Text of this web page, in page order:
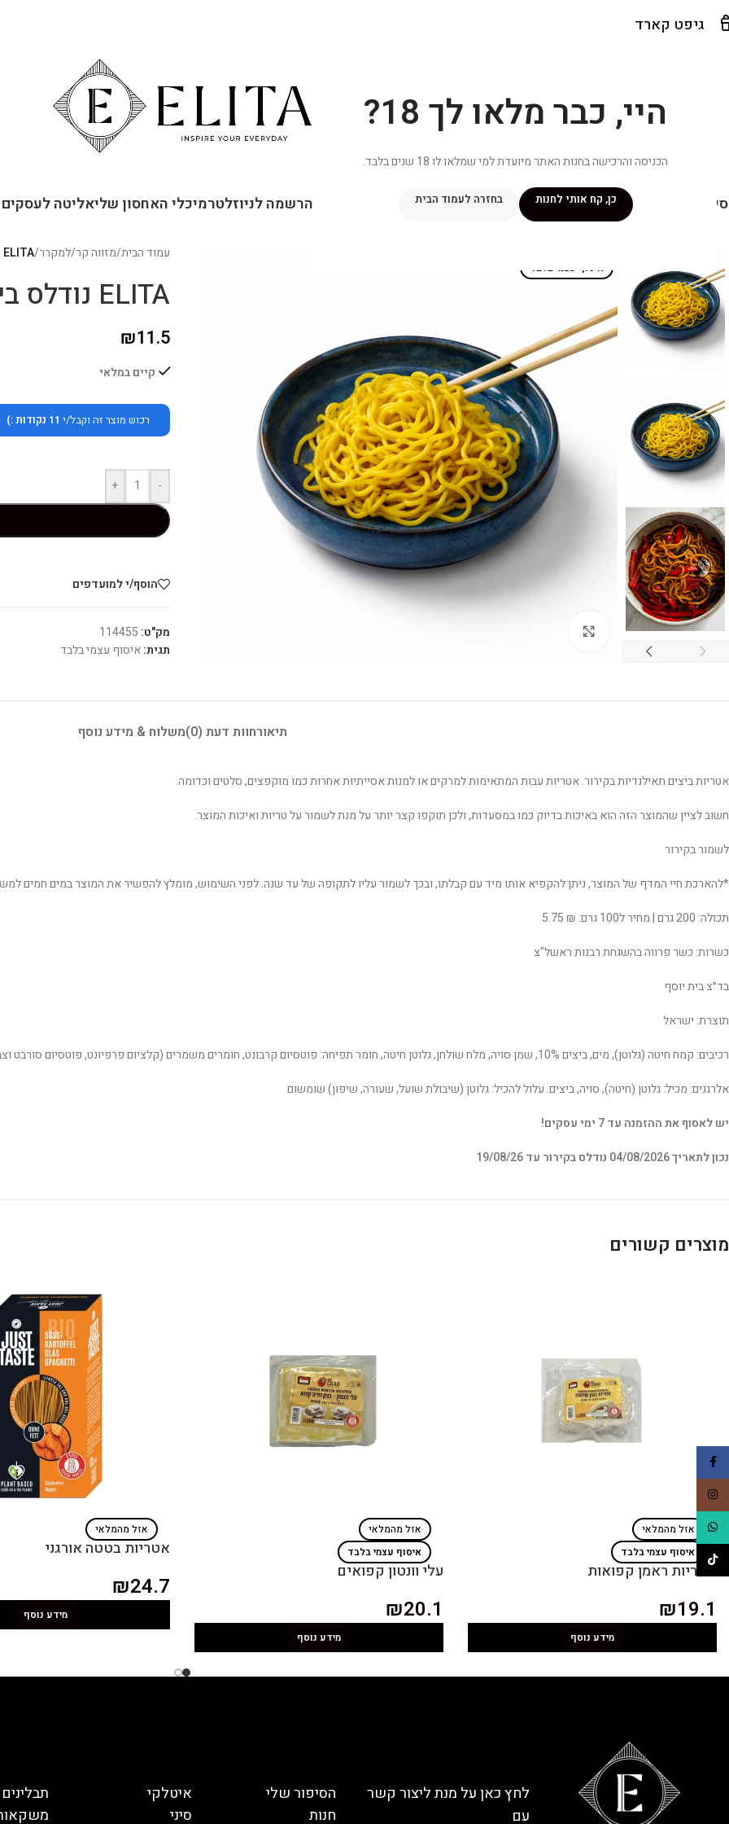
היי, כבר מלאו לך 18?
הכניסה והרכישה בחנות האתר מיועדת למי שמלאו לו 18 שנים בלבד.
כן, קח אותי לחנות בחזרה לעמוד הבית
גיפט קארד
שלי מתכוניםמנוי ״אליטה פלוס״חנותפרסומים במדיה הרשמה לניוזלטרמיכלי האחסון שליאליטה לעסקים
איסוף עצמי בלבד
עמוד הבית/מזווה קר/למקרר/ELITA נודלס ביצים תאילנדיות של מסעדות
ELITA נודלס ביצים תאילנדיות של מסעדות
₪11.5
קיים במלאי
רכוש מוצר זה וקבל/י 11 נקודות :)
-
+
הוסף/י למועדפים
מק"ט: 114455
תגית:איסוף עצמי בלבד
תיאורחוות דעת (0) משלוח & מידע נוסף
אטריות ביצים תאילנדיות בקירור. אטריות עבות המתאימות למרקים או למנות אסייתיות אחרות כמו מוקפצים, סלטים וכדומה.
חשוב לציין שהמוצר הזה הוא באיכות בדיוק כמו במסעדות, ולכן תוקפו קצר יותר על מנת לשמור על טריות ואיכות המוצר.
לשמור בקירור
*להארכת חיי המדף של המוצר, ניתן להקפיא אותו מיד עם קבלתו, ובכך לשמור עליו לתקופה של עד שנה. לפני השימוש, מומלץ להפשיר את המוצר במים חמים
תכולה: 200 גרם | מחיר ל100 גרם: ₪ 5.75
כשרות: כשר פרווה בהשגחת רבנות ראשל"צ
בד״צ בית יוסף
תוצרת: ישראל
רכיבים: קמח חיטה (גלוטן), מים, ביצים 10%, שמן סויה, מלח שולחן, גלוטן חיטה, חומר תפיחה: פוטסיום קרבונט, חומרים משמרים (קלציום פרפיונט, פוטסיום סורבט וצבעי מאכל (אנאטו וטרטזין)).
אלרגנים: מכיל: גלוטן (חיטה), סויה, ביצים. עלול להכיל: גלוטן (שיבולת שועל, שעורה, שיפון) שומשום
יש לאסוף את ההזמנה עד 7 ימי עסקים!
נכון לתאריך 04/08/2026 נודלס בקירור עד 19/08/26
מוצרים קשורים
אזל מהמלאי
איסוף עצמי בלבד
אטריות ראמן קפואות
₪19.1
מידע נוסף
אזל מהמלאי
איסוף עצמי בלבד
עלי וונטון קפואים
₪20.1
מידע נוסף
אזל מהמלאי
אטריות בטטה אורגני
₪24.7
מידע נוסף
לחץ כאן על מנת ליצור קשר
עם
הסיפור שלי
חנות
איטלקי
סיני
תבלינים
WhatsApp
TikTok